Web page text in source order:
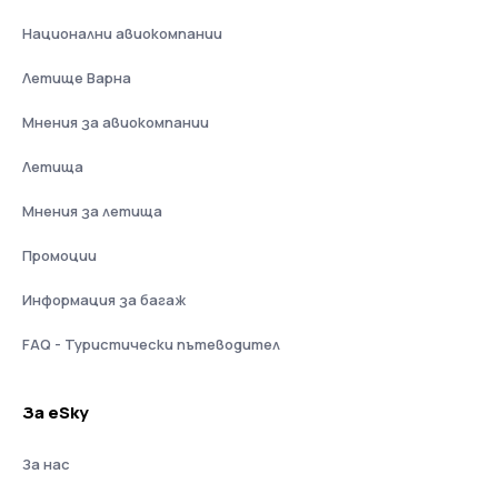
Национални авиокомпании
Летище Варна
Мнения за авиокомпании
Летища
Мнения за летища
Промоции
Информация за багаж
FAQ - Туристически пътеводител
За eSky
За нас